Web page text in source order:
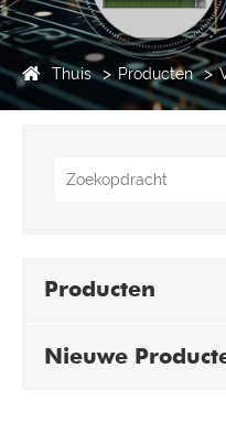
Thuis Producten
Producten
Nieuwe